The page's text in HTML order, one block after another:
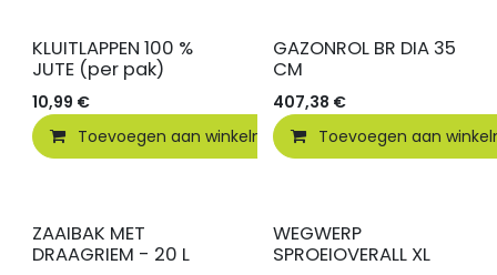
KLUITLAPPEN 100 %
JUTE (per pak)
10,99 €
Toevoegen aan winkelmandje
Vergelijken
GAZONROL BR DIA 35
CM
407,38 €
Toevoegen aan
ZAAIBAK MET
DRAAGRIEM - 20 L
WEGWERP
SPROEIOVERALL XL